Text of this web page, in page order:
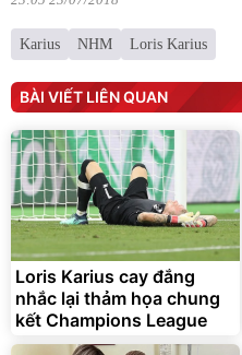
Karius NHM Loris Karius
BÀI VIẾT LIÊN QUAN
Loris Karius cay đắng
nhắc lại thảm họa chung
kết Champions League